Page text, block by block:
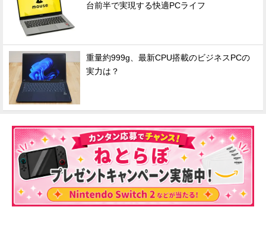
台前半で実現する快適PCライフ
重量約999g、最新CPU搭載のビジネスPCの
実力は？